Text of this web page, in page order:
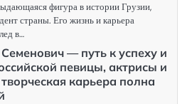
фигура в истории Грузии,
страны. Его жизнь и карьера
в…
— путь к успеху и
певицы, актрисы и
карьера полна